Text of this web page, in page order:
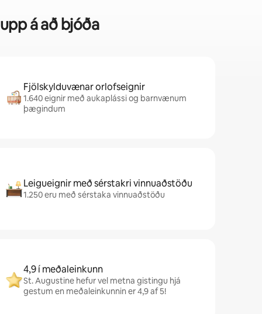
á að bjóða
Fjölskylduvænar orlofseignir
1.640 eignir með aukaplássi og barnvænum
þægindum
Leigueignir með sérstakri vinnuaðstöðu
1.250 eru með sérstaka vinnuaðstöðu
4,9 í meðaleinkunn
St. Augustine hefur vel metna gistingu hjá
gestum en meðaleinkunnin er 4,9 af 5!